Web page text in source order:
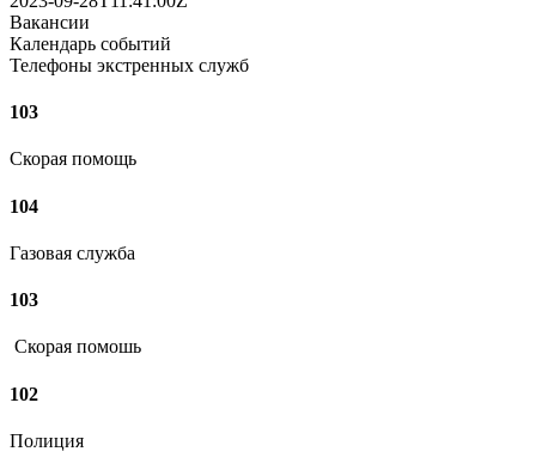
Вакансии
Календарь событий
Телефоны экстренных служб
103
Скорая помощь
104
Газовая служба
103
Скорая помошь
102
Полиция